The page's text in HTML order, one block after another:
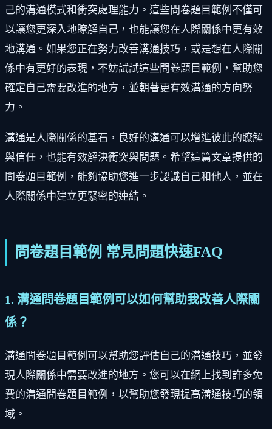
己的溝通模式和衝突處理能力。這些問卷題目範例不僅可
以讓您更深入地瞭解自己，也能讓您在人際關係中更有效
地溝通。如果您正在努力改善溝通技巧，或是想在人際關
係中有更好的表現，不妨試試這些問卷題目範例，幫助您
確定自己需要改進的地方，並朝著更有效溝通的方向努
力。
溝通是人際關係的基石，良好的溝通可以增進彼此的瞭解
與信任，也能有效解決衝突與問題。希望這篇文章提供的
問卷題目範例，能夠協助您進一步認識自己和他人，並在
人際關係中建立更緊密的連結。
問卷題目範例 常見問題快速FAQ
1. 溝通問卷題目範例可以如何幫助我改善人際關
係？
溝通問卷題目範例可以幫助您評估自己的溝通技巧，並發
現人際關係中需要改進的地方。您可以在網上找到許多免
費的溝通問卷題目範例，以幫助您發現提高溝通技巧的領
域。